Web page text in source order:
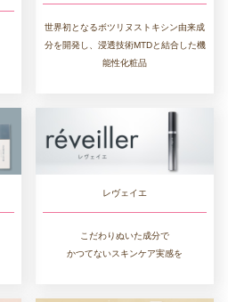
世界初となるボツリヌストキシン由来成
分を開発し、浸透技術MTDと結合した機
能性化粧品
レヴェイエ
こだわりぬいた成分で
かつてないスキンケア実感を